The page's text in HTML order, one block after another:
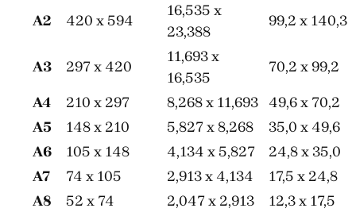
A2 420 x 594
16,535 x
23,388
99,2 x 140,3
A3 297 x 420
11,693 x
16,535
70,2 x 99,2
A4 210 x 297 8,268 x 11,693
49,6 x 70,2
A5
148 x 210 5,827 x 8,268
35,0 x 49,6
A6
105 x 148 4,134 x 5,827
24,8 x 35,0
A7
74 x 105 2,913 x 4,134
17,5 x 24,8
A8
52 x 74 2,047 x 2,913
12,3 x 17,5